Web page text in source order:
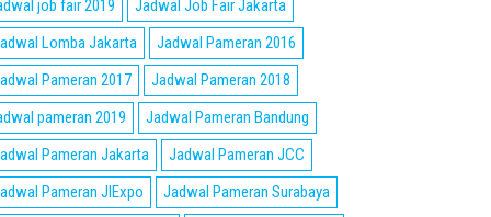
job fair 2019
Jadwal Job Fair Jakarta
Lomba Jakarta
Jadwal Pameran 2016
Pameran 2017
Jadwal Pameran 2018
pameran 2019
Jadwal Pameran Bandung
Pameran Jakarta
Jadwal Pameran JCC
Pameran JIExpo
Jadwal Pameran Surabaya